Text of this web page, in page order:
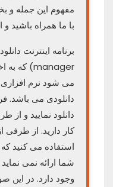
مفهوم این جمله و
با ما همراه باشید و
می شود نرم
دانلودی می باشد.
دانلود نمایید و
کار دارید. از طرفی
استفاده می کنید
شما ارائه نمی
وجود دارد. در این